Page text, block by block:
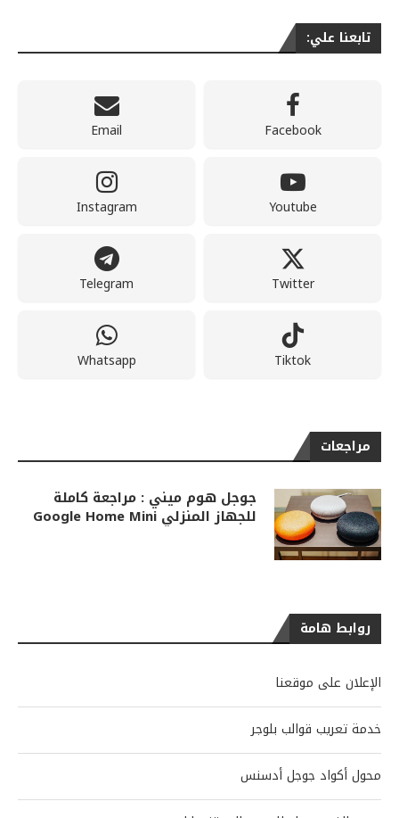
تابعنا علي:
Facebook
Email
Youtube
Instagram
Twitter
Telegram
Tiktok
Whatsapp
مراجعات
جوجل هوم ميني : مراجعة كاملة
للجهاز المنزلي Google Home Mini
روابط هامة
الإعلان على موقعنا
خدمة تعريب قوالب بلوجر
محول أكواد جوجل أدسنس